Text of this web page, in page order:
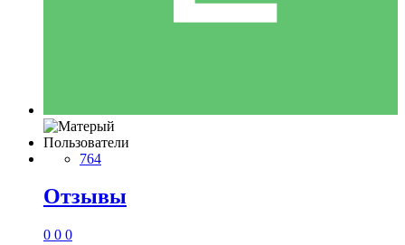
Пользователи
764
Отзывы
0 0 0